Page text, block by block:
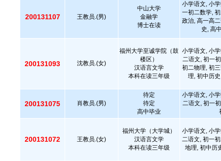
200131107 王教员.(男)
中山大学
金融学
博士在读
小学语文, 小
一初二数学,
政治, 高一高
史, 高
200131093 沈教员.(女)
福州大学至诚学院（鼓
楼区）
汉语言文学
本科在读三年级
小学语文, 小
二语文, 初一
初二物理, 初
理, 初中历
200131075 肖教员.(男)
待定
待定
高中毕业
小学语文, 小
二语文, 初一
200131072 王教员.(女)
福州大学（大学城）
汉语言文学
本科在读三年级
小学语文, 小
二语文, 初一
地理, 初中历